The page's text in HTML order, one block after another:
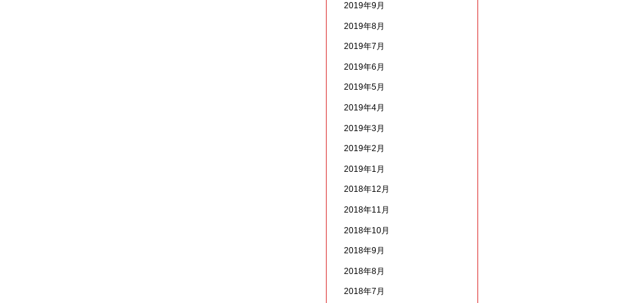
2019年9月
2019年8月
2019年7月
2019年6月
2019年5月
2019年4月
2019年3月
2019年2月
2019年1月
2018年12月
2018年11月
2018年10月
2018年9月
2018年8月
2018年7月